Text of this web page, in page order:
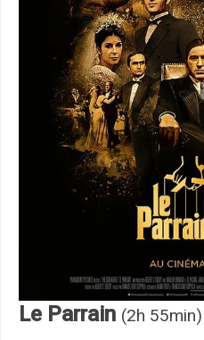
Le Parrain (2h 55min)